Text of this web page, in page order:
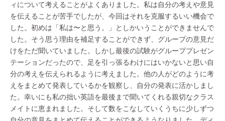
ィについて考えることがよくありました。私は自分の考えや意見
を伝えることが苦手でしたが、今回はそれを克服するいい機会で
した。初めは「私は〜と思う。」としかいうことができませんで
した。そう思う理由を補足することができず、グループの意見だ
けをただ聞いていました。しかし最後の試験がグループプレゼン
テーションだったので、足を引っ張るわけにはいかないと思い自
分の考えを伝えられるように考えました。他の人がどのように考
えをまとめて発表しているかを観察し、自分の発表に活かしまし
た。幸いにも私の拙い英語を最後まで聞いてくれる親切なクラス
メイトに恵まれました。そして数をこなしていくうちに少しずつ